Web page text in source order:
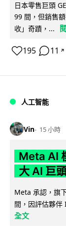
日本零售巨頭
99 間，但銷售
收」奇蹟，...
195 11 ↗
人工智能
Vin 15 小時
Meta AI
大 AI 巨
Meta 承認，旗
間，因評估夥
全文